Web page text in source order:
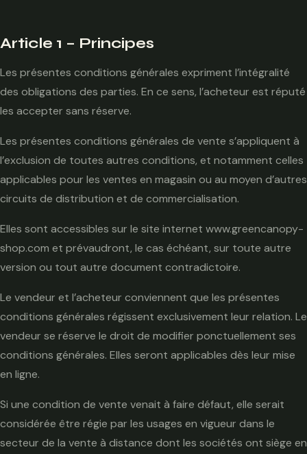
Article 1 – Principes
Les présentes conditions générales expriment l’intégralité
des obligations des parties. En ce sens, l’acheteur est réputé
les accepter sans réserve.
Les présentes conditions générales de vente s’appliquent à
l’exclusion de toutes autres conditions, et notamment celles
applicables pour les ventes en magasin ou au moyen d’autres
circuits de distribution et de commercialisation.
Elles sont accessibles sur le site internet www.greencanopy-
shop.com et prévaudront, le cas échéant, sur toute autre
version ou tout autre document contradictoire.
Le vendeur et l’acheteur conviennent que les présentes
conditions générales régissent exclusivement leur relation. Le
vendeur se réserve le droit de modifier ponctuellement ses
conditions générales. Elles seront applicables dès leur mise
en ligne.
Si une condition de vente venait à faire défaut, elle serait
considérée être régie par les usages en vigueur dans le
secteur de la vente à distance dont les sociétés ont siège en